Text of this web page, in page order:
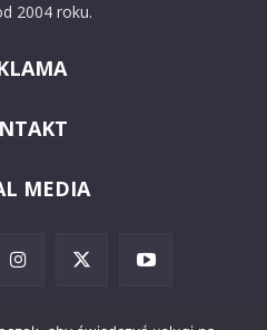
2004 roku.
MEDIA